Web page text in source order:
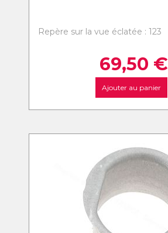
Repère sur la vue éclatée : 123
69,50 €
Ajouter au panier